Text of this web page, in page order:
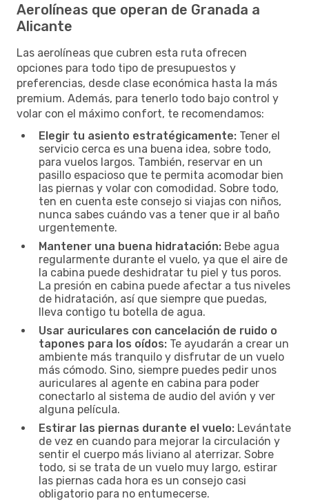
Aerolíneas que operan de Granada a
Alicante
Las aerolíneas que cubren esta ruta ofrecen
opciones para todo tipo de presupuestos y
preferencias, desde clase económica hasta la más
premium. Además, para tenerlo todo bajo control y
volar con el máximo confort, te recomendamos:
Elegir tu asiento estratégicamente: Tener el
servicio cerca es una buena idea, sobre todo,
para vuelos largos. También, reservar en un
pasillo espacioso que te permita acomodar bien
las piernas y volar con comodidad. Sobre todo,
ten en cuenta este consejo si viajas con niños,
nunca sabes cuándo vas a tener que ir al baño
urgentemente.
Mantener una buena hidratación: Bebe agua
regularmente durante el vuelo, ya que el aire de
la cabina puede deshidratar tu piel y tus poros.
La presión en cabina puede afectar a tus niveles
de hidratación, así que siempre que puedas,
lleva contigo tu botella de agua.
Usar auriculares con cancelación de ruido o
tapones para los oídos: Te ayudarán a crear un
ambiente más tranquilo y disfrutar de un vuelo
más cómodo. Sino, siempre puedes pedir unos
auriculares al agente en cabina para poder
conectarlo al sistema de audio del avión y ver
alguna película.
Estirar las piernas durante el vuelo: Levántate
de vez en cuando para mejorar la circulación y
sentir el cuerpo más liviano al aterrizar. Sobre
todo, si se trata de un vuelo muy largo, estirar
las piernas cada hora es un consejo casi
obligatorio para no entumecerse.